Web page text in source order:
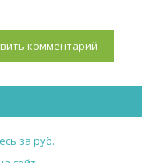
комментарий
за руб.